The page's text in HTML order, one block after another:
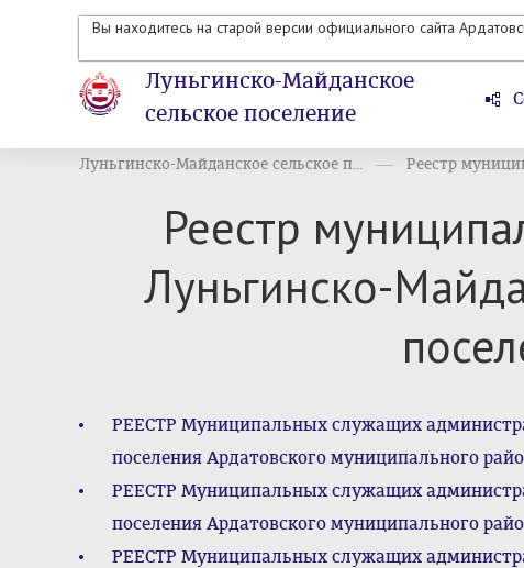
Вы находитесь на старой версии официального сайта
Луньгинско-Майданское
сельское поселение
Луньгинско-Майданское сельское п... Реестр
Реестр
Луньгинско-
РЕЕСТР Муниципальных служащих
поселения Ардатовского муниципального
РЕЕСТР Муниципальных служащих
поселения Ардатовского муниципального
РЕЕСТР Муниципальных служащих